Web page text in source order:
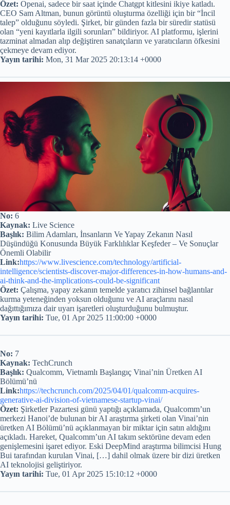
Özet: Openai, sadece bir saat içinde Chatgpt kitlesini ikiye katladı.
CEO Sam Altman, bunun görüntü oluşturma özelliği için bir “İncil
talep” olduğunu söyledi. Şirket, bir günden fazla bir süredir statüsü
olan “yeni kayıtlarla ilgili sorunları” bildiriyor. AI platformu, işlerini
tazminat almadan alıp değiştiren sanatçıların ve yaratıcıların öfkesini
çekmeye devam ediyor.
Yayın tarihi: Mon, 31 Mar 2025 20:13:14 +0000
No: 6
Kaynak: Live Science
Başlık: Bilim Adamları, İnsanların Ve Yapay Zekanın Nasıl
Düşündüğü Konusunda Büyük Farklılıklar Keşfeder – Ve Sonuçlar
Önemli Olabilir
Link:https://www.livescience.com/technology/artificial-
intelligence/scientists-discover-major-differences-in-how-humans-and-
ai-think-and-the-implications-could-be-significant
Özet: Çalışma, yapay zekanın temelde yaratıcı zihinsel bağlantılar
kurma yeteneğinden yoksun olduğunu ve AI araçlarını nasıl
dağıttığımıza dair uyarı işaretleri oluşturduğunu bulmuştur.
Yayın tarihi: Tue, 01 Apr 2025 11:00:00 +0000
No: 7
Kaynak: TechCrunch
Başlık: Qualcomm, Vietnamlı Başlangıç ​​Vinai’nin Üretken AI
Bölümü’nü
Link:https://techcrunch.com/2025/04/01/qualcomm-acquires-
generative-ai-division-of-vietnamese-startup-vinai/
Özet: Şirketler Pazartesi günü yaptığı açıklamada, Qualcomm’un
merkezi Hanoi’de bulunan bir AI araştırma şirketi olan Vinai’nin
üretken AI Bölümü’nü açıklanmayan bir miktar için satın aldığını
açıkladı. Hareket, Qualcomm’un AI takım sektörüne devam eden
genişlemesini işaret ediyor. Eski DeepMind araştırma bilimcisi Hung
Bui tarafından kurulan Vinai, […] dahil olmak üzere bir dizi üretken
AI teknolojisi geliştiriyor.
Yayın tarihi: Tue, 01 Apr 2025 15:10:12 +0000